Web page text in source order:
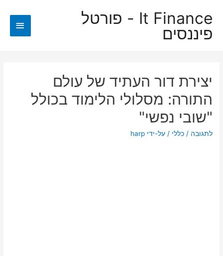
It Finance - פורטל
פיננסים
יצירת דור העתיד של עולם
התורה: מסלולי הלימוד בכולל
"שובי נפשי"
לתגובה /כללי / על-ידי harp